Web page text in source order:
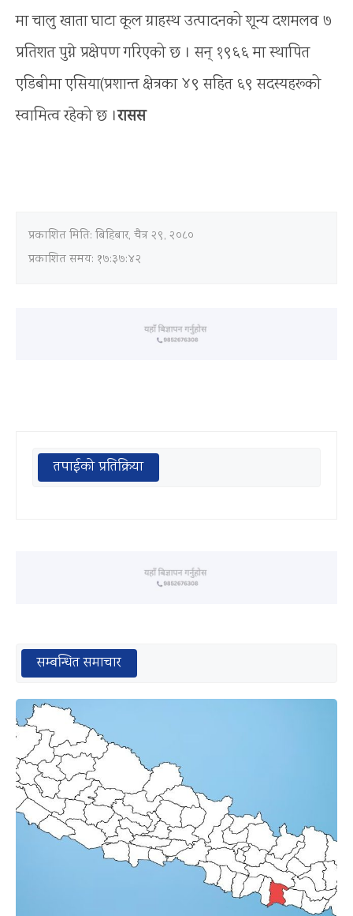
मा चालु खाता घाटा कूल ग्राहस्थ उत्पादनको शून्य दशमलव ७
प्रतिशत पुग्ने प्रक्षेपण गरिएको छ । सन् १९६६ मा स्थापित
एडिबीमा एसिया(प्रशान्त क्षेत्रका ४९ सहित ६९ सदस्यहरूको
स्वामित्व रहेको छ ।रासस
प्रकाशित मिति: बिहिबार, चैत्र २९, २०८०
प्रकाशित समय: १७:३७:४२
तपाईको प्रतिक्रिया
सम्बन्धित समाचार